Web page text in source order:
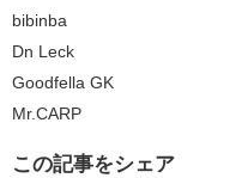
bibinba
Dn Leck
Goodfella GK
Mr.CARP
この記事をシェア